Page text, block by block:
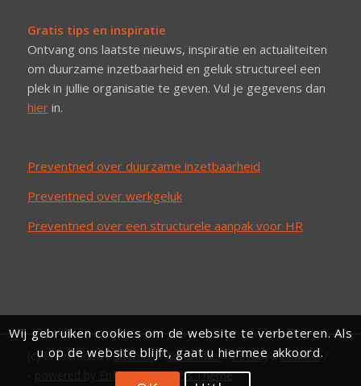
Gratis tips en inspiratie
Ontvang ons laatste nieuws, inspiratie en actualiteiten
om duurzame inzetbaarheid en geluk structureel een
plek in jullie organisatie te geven. Vul je gegevens dan
hierin.
Preventned over duurzame inzetbaarheid
Preventned over werkgeluk
Preventned over een structurele aanpak voor HR
(c) Preventned /Sitemap/Disclaimer/Privacy /Contact/
powered by Enfold WordPress Theme
Wij gebruiken cookies om de website te verbeteren. Als
u op de website blijft, gaat u hiermee akkoord.